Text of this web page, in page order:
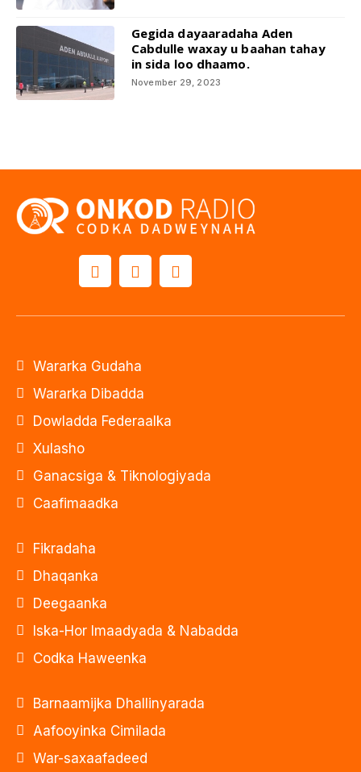
Gegida dayaaradaha Aden
Cabdulle waxay u baahan tahay
in sida loo dhaamo.
November 29, 2023
Wararka Gudaha
Wararka Dibadda
Dowladda Federaalka
Xulasho
Ganacsiga & Tiknologiyada
Caafimaadka
Fikradaha
Dhaqanka
Deegaanka
Iska-Hor Imaadyada & Nabadda
Codka Haweenka
Barnaamijka Dhallinyarada
Aafooyinka Cimilada
War-saxaafadeed